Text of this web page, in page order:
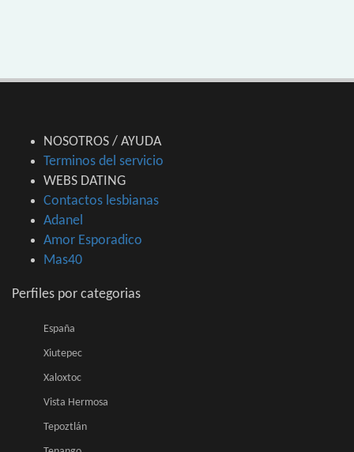
NOSOTROS / AYUDA
Terminos del servicio
WEBS DATING
Contactos lesbianas
Adanel
Amor Esporadico
Mas40
Perfiles por categorias
España
Xiutepec
Xaloxtoc
Vista Hermosa
Tepoztlán